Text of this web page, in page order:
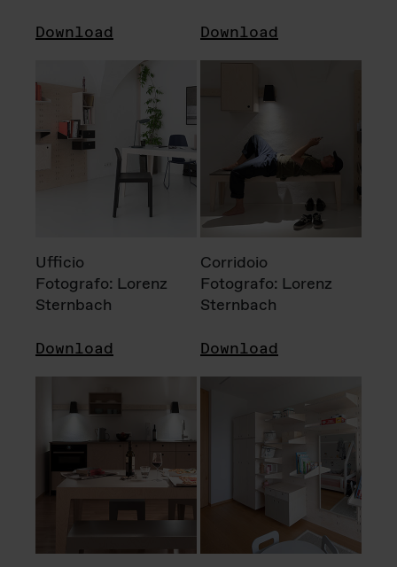
Download Download
Ufficio
Fotografo: Lorenz
Sternbach
Download
Corridoio
Fotografo: Lorenz
Sternbach
Download